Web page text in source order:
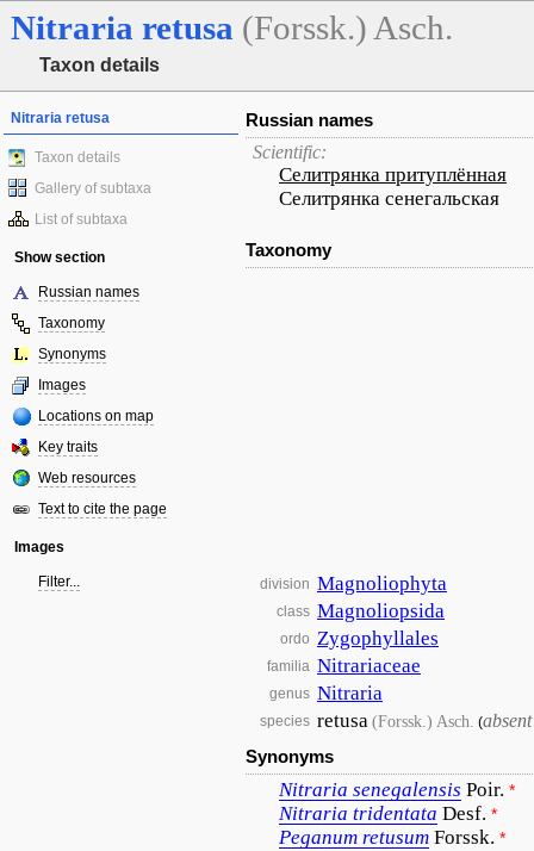
Nitraria retusa (Forssk.) Asch.
Taxon details
Nitraria retusa
Taxon details
Gallery of subtaxa
List of subtaxa
Show section
Russian names
Taxonomy
Synonyms
Images
Locations on map
Key traits
Web resources
Text to cite the page
Images
Filter...
Russian names
Scientific:
Селитрянка притуплённая
Селитрянка сенегальская
Taxonomy
division Magnoliophyta
class Magnoliopsida
ordo Zygophyllales
familia Nitrariaceae
genus Nitraria
species retusa(Forssk.) Asch. (
Synonyms
Nitraria senegalensis Poir. *
Nitraria tridentata Desf. *
Peganum retusum Forssk. *